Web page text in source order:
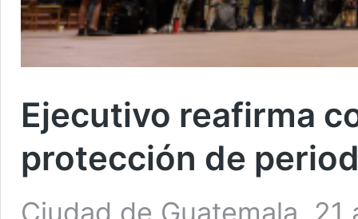
Ejecutivo reafirma
protección de
Ciudad de Guatemala,